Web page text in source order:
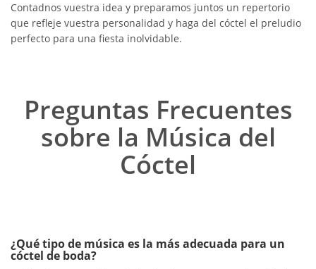
Contadnos vuestra idea y preparamos juntos un repertorio
que refleje vuestra personalidad y haga del cóctel el preludio
perfecto para una fiesta inolvidable.
Preguntas Frecuentes
sobre la Música del
Cóctel
¿Qué tipo de música es la más adecuada para un
cóctel de boda?